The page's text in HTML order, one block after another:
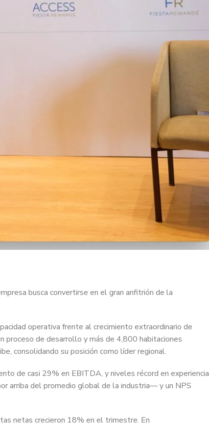
busca convertirse en el gran anfitrión de la
operativa frente al crecimiento extraordinario de
proceso de desarrollo y más de 4,800 habitaciones
consolidando su posición como líder regional.
de casi 29% en EBITDA, y niveles récord en experiencia
arriba del promedio global de la industria— y un NPS
netas crecieron 18% en el trimestre. En